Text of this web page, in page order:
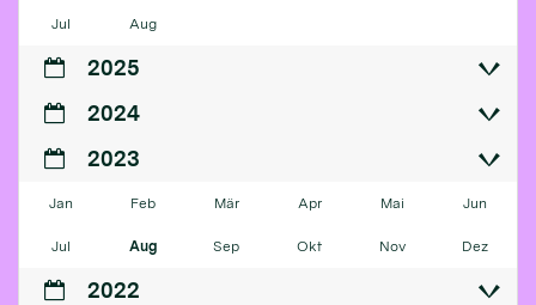
Jul Aug
2025
2024
2023
Jan Feb Mär Apr Mai Jun
Jul Aug Sep Okt Nov Dez
2022